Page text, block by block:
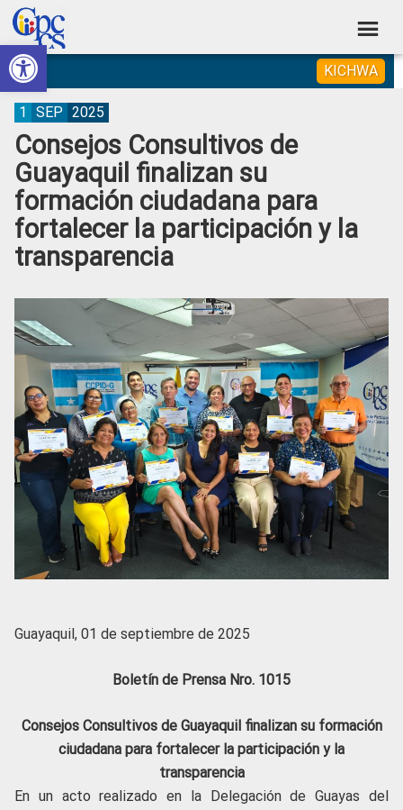
Abrir barra de herramientas
Skip
to
primary
navigation
Skip
to
main
content
Skip
to
primary
sidebar
Skip
to
footer
Consejo
de
Participación
Ciudadana
Control
Social
Construyendo
Poder
Ciudadano
KICHWA
Consejos Consultivos de
Guayaquil finalizan su
formación ciudadana para
fortalecer la participación y la
transparencia
1 SEP 2025
Guayaquil, 01 de septiembre de 2025
Boletín de Prensa Nro. 1015
Consejos Consultivos de Guayaquil finalizan su formación
ciudadana para fortalecer la participación y la
transparencia
En un acto realizado en la Delegación de Guayas del